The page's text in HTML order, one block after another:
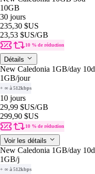
10GB
30 jours
235,30 $US
23,53 $US/GB
10 % de réduction
Détails
New Caledonia 1GB/day 10d
1GB/jour
+ ∞ à 512kbps
10 jours
29,99 $US/GB
299,90 $US
10 % de réduction
Voir les détails
New Caledonia 1GB/day 10d
1GB/j
+ ∞ à 512kbps